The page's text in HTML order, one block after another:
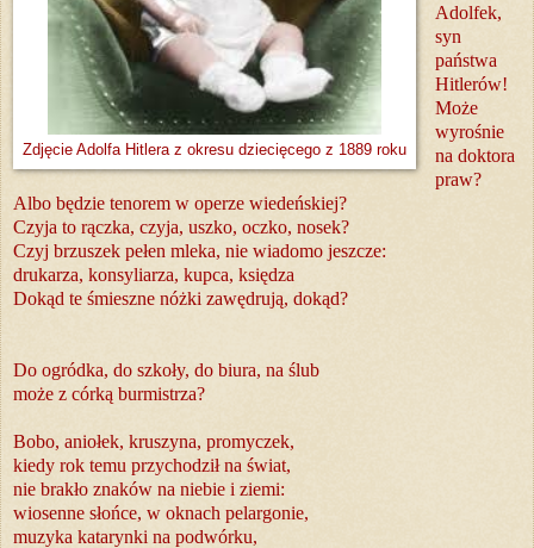
Zdjęcie Adolfa Hitlera z okresu dziecięcego z 1889 roku
Adolfek,
syn
państwa
Hitlerów!
Może
wyrośnie
na doktora
praw?
Albo będzie tenorem w operze wiedeńskiej?
Czyja to rączka, czyja, uszko, oczko, nosek?
Czyj brzuszek pełen mleka, nie wiadomo jeszcze:
drukarza, konsyliarza, kupca, księdza
Dokąd te śmieszne nóżki zawędrują, dokąd?
Do ogródka, do szkoły, do biura, na ślub
może z córką burmistrza?
Bobo, aniołek, kruszyna, promyczek,
kiedy rok temu przychodził na świat,
nie brakło znaków na niebie i ziemi:
wiosenne słońce, w oknach pelargonie,
muzyka katarynki na podwórku,